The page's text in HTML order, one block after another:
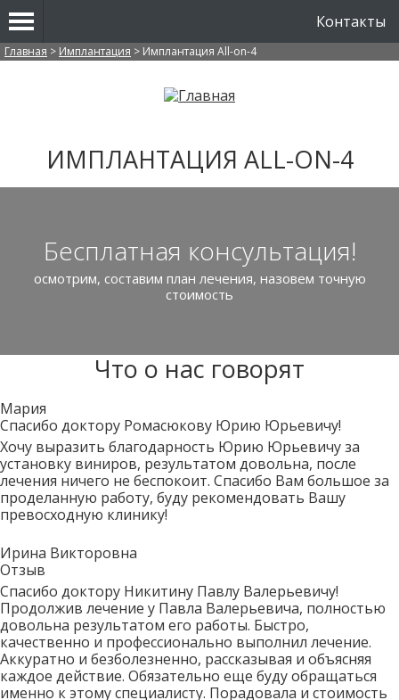
Контакты
Вы здесь
Главная > Имплантация > Имплантация All-on-4
ИМПЛАНТАЦИЯ ALL-ON-4
Бесплатная консультация!
осмотрим, составим план лечения, назовем точную
стоимость
Что о нас говорят
Мария
Спасибо доктору Ромасюкову Юрию Юрьевичу!
Хочу выразить благодарность Юрию Юрьевичу за
установку виниров, результатом довольна, после
лечения ничего не беспокоит. Спасибо Вам большое за
проделанную работу, буду рекомендовать Вашу
превосходную клинику!
Ирина Викторовна
Отзыв
Спасибо доктору Никитину Павлу Валерьевичу!
Продолжив лечение у Павла Валерьевича, полностью
довольна результатом его работы. Быстро,
качественно и профессионально выполнил лечение.
Аккуратно и безболезненно, рассказывая и объясняя
каждое действие. Обязательно еще буду обращаться
именно к этому специалисту. Порадовала и стоимость